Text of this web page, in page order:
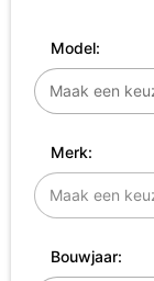
Model:
Merk:
Bouwjaar: